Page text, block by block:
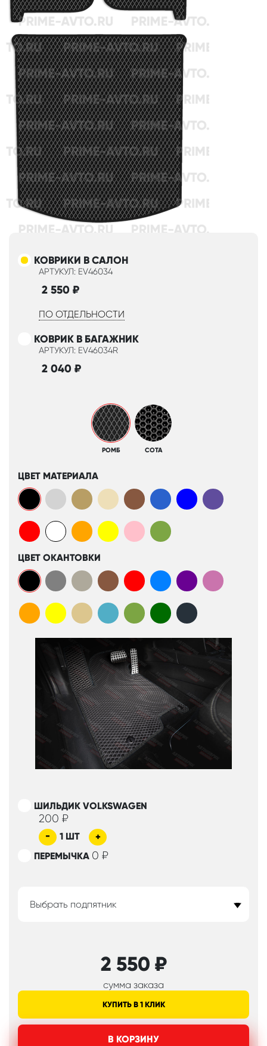
КОВРИКИ В САЛОН
АРТУКУЛ: EV46034
2 550 ₽
ПО ОТДЕЛЬНОСТИ
КОВРИК В БАГАЖНИК
АРТУКУЛ: EV46034R
2 040 ₽
РОМБ СОТА
ЦВЕТ МАТЕРИАЛА
ЦВЕТ ОКАНТОВКИ
ШИЛЬДИК VOLKSWAGEN
200 ₽
- 1 ШТ
+
ПЕРЕМЫЧКА 0 ₽
Выбрать подпятник
2 550 ₽
сумма заказа
КУПИТЬ В 1 КЛИК
В КОРЗИНУ